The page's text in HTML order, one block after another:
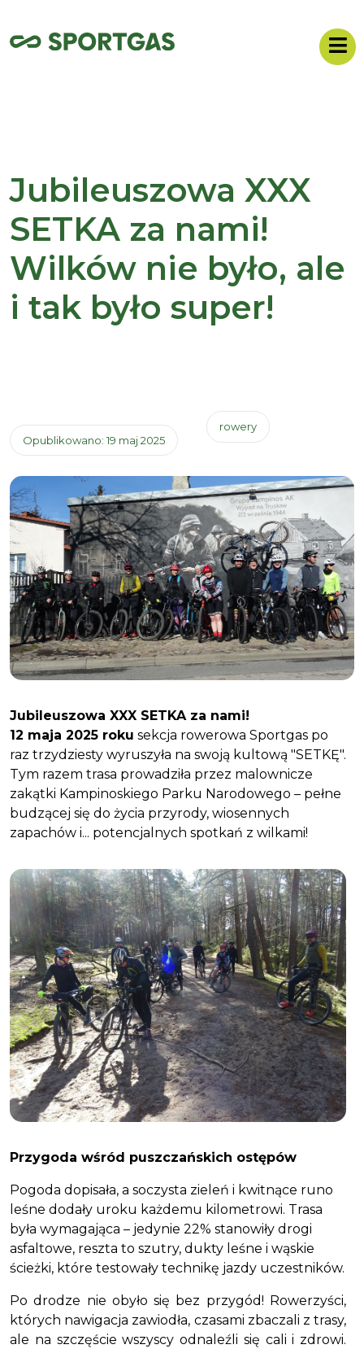
Jubileuszowa XXX
SETKA za nami!
Wilków nie było, ale
i tak było super!
Opublikowano: 19 maj 2025
rowery
Jubileuszowa XXX SETKA za nami!
12 maja 2025 roku sekcja rowerowa Sportgas po
raz trzydziesty wyruszyła na swoją kultową "SETKĘ".
Tym razem trasa prowadziła przez malownicze
zakątki Kampinoskiego Parku Narodowego – pełne
budzącej się do życia przyrody, wiosennych
zapachów i... potencjalnych spotkań z wilkami!
Przygoda wśród puszczańskich ostępów
Pogoda dopisała, a soczysta zieleń i kwitnące runo
leśne dodały uroku każdemu kilometrowi. Trasa
była wymagająca – jedynie 22% stanowiły drogi
asfaltowe, reszta to szutry, dukty leśne i wąskie
ścieżki, które testowały technikę jazdy uczestników.
Po drodze nie obyło się bez przygód! Rowerzyści,
których nawigacja zawiodła, czasami zbaczali z trasy,
ale na szczęście wszyscy odnaleźli się cali i zdrowi.